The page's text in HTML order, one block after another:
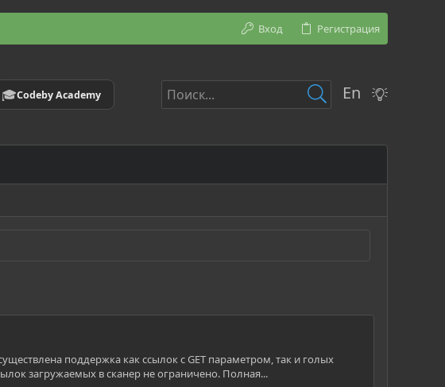
Вход Регистрация
🎓Codeby Academy En
поддержка как ссылок с GET параметром, так и голых
загружаемых в сканер не ограничено. Полная...